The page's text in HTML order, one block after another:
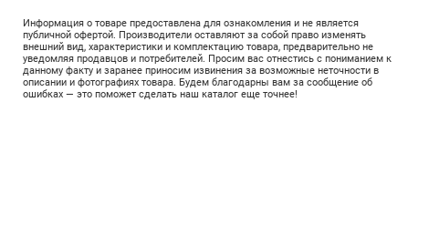
Информация о товаре предоставлена для ознакомления и не является
публичной офертой. Производители оставляют за собой право изменять
внешний вид, характеристики и комплектацию товара, предварительно не
уведомляя продавцов и потребителей. Просим вас отнестись с пониманием к
данному факту и заранее приносим извинения за возможные неточности в
описании и фотографиях товара. Будем благодарны вам за сообщение об
ошибках — это поможет сделать наш каталог еще точнее!